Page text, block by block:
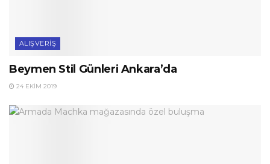
ALIŞVERIŞ
Beymen Stil Günleri Ankara’da
24 EKIM 2019